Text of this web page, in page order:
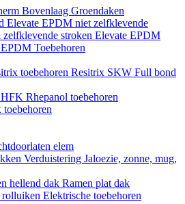
Bovenlaag Groendaken
Elevate EPDM niet zelfklevende
stroken Elevate EPDM
Toebehoren
toebehoren Resitrix SKW Full bond
HFK Rhepanol toebehoren
toebehoren
elem
Verduistering Jaloezie, zonne, mug,
hellend dak Ramen plat dak
Elektrische toebehoren